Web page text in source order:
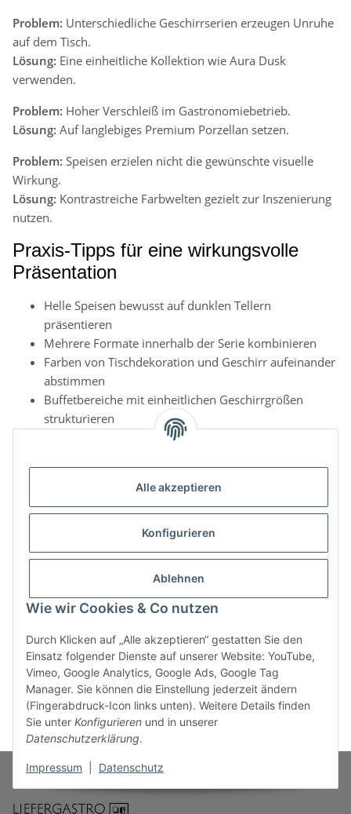
Alle akzeptieren
Konfigurieren
Ablehnen
Wie wir Cookies & Co nutzen
Durch Klicken auf „Alle akzeptieren“ gestatten Sie den
Einsatz folgender Dienste auf unserer Website: YouTube,
Vimeo, Google Analytics, Google Ads, Google Tag
Manager. Sie können die Einstellung jederzeit ändern
(Fingerabdruck-Icon links unten). Weitere Details finden
Sie unter Konfigurieren und in unserer
Datenschutzerklärung.
Impressum Datenschutz
Problem: Unterschiedliche Geschirrserien erzeugen Unruhe
auf dem Tisch.
Lösung: Eine einheitliche Kollektion wie Aura Dusk
verwenden.
Problem: Hoher Verschleiß im Gastronomiebetrieb.
Lösung: Auf langlebiges Premium Porzellan setzen.
Problem: Speisen erzielen nicht die gewünschte visuelle
Wirkung.
Lösung: Kontrastreiche Farbwelten gezielt zur Inszenierung
nutzen.
Praxis-Tipps für eine wirkungsvolle
Präsentation
Helle Speisen bewusst auf dunklen Tellern
präsentieren
Mehrere Formate innerhalb der Serie kombinieren
Farben von Tischdekoration und Geschirr aufeinander
abstimmen
Buffetbereiche mit einheitlichen Geschirrgrößen
strukturieren
Getränkeservice durch passende Tassen und
Die Aura Dusk Kollektion von Bonna vereint handwerkliche
Individualität, hochwertige Porzellanqualität und moderne
Gestaltung. Die tiefen Blau- und Violetttöne, das
charakteristische Dekor und die professionelle
Alltagstauglichkeit machen die Serie zur idealen Wahl für
Gastronomiebetriebe, die Speisen und Tischkultur auf
höchstem Niveau präsentieren möchten.
Kategorien